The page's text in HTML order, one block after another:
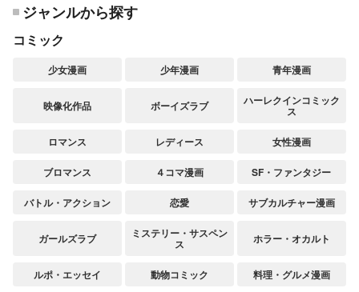
ジャンルから探す
コミック
少女漫画 少年漫画 青年漫画
映像化作品 ボーイズラブ ハーレクインコミック
ス
ロマンス レディース 女性漫画
ブロマンス ４コマ漫画 SF・ファンタジー
バトル・アクション 恋愛 サブカルチャー漫画
ガールズラブ ミステリー・サスペン
ス ホラー・オカルト
ルポ・エッセイ 動物コミック 料理・グルメ漫画